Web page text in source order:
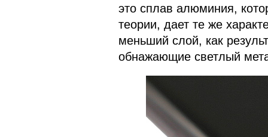
это сплав алюминия,
теории, дает те же
меньший слой, как
обнажающие светлый